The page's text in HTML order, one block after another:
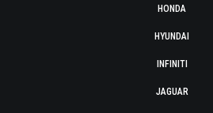
HONDA
HYUNDAI
INFINITI
JAGUAR